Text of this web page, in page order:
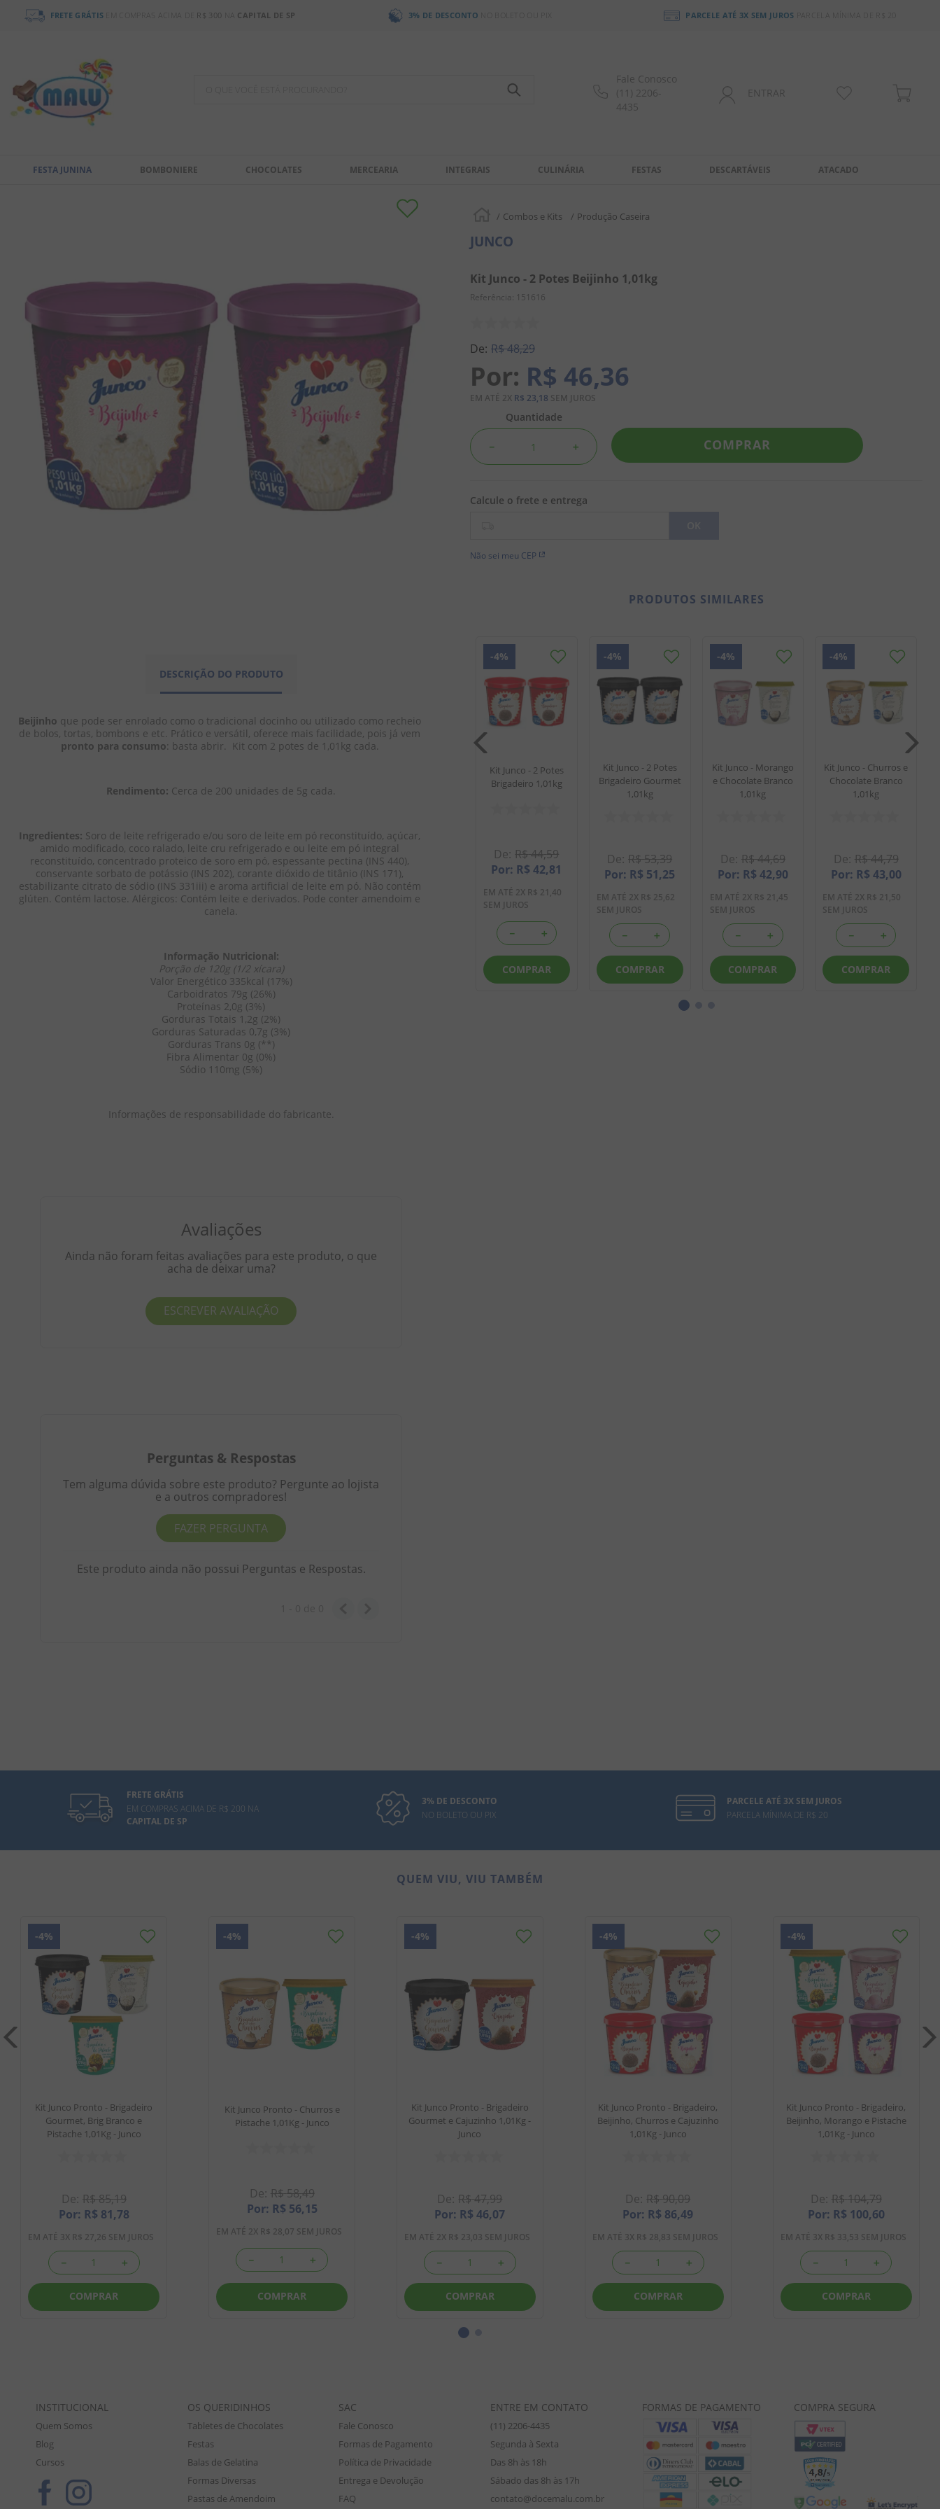
FRETE GRÁTIS EM COMPRAS ACIMA DE R$ 300 CAPITAL DE SP 3% DE DESCONTO PARCELE ATÉ 3X SEM JUROS PARCELA MÍNIMA DE R$ 20
Fale Conosco
(11) 2206-
4435
ENTRAR
FESTA JUNINA BOMBONIERE CHOCOLATES MERCEARIA INTEGRAIS CULINÁRIA FESTAS DESCARTÁVEIS ATACADO
DESCRIÇÃO DO PRODUTO
Beijinho que pode ser enrolado como o tradicional docinho ou utilizado como recheio
de bolos, tortas, bombons e etc. Prático e versátil, oferece mais facilidade, pois já vem
pronto para consumo: basta abrir.  Kit com 2 potes de 1,01kg cada.
Rendimento: Cerca de 200 unidades de 5g cada.
Ingredientes: Soro de leite refrigerado e/ou soro de leite em pó reconstituído, açúcar,
amido modificado, coco ralado, leite cru refrigerado e ou leite em pó integral
reconstituído, concentrado proteico de soro em pó, espessante pectina (INS 440),
conservante sorbato de potássio (INS 202), corante dióxido de titânio (INS 171),
estabilizante citrato de sódio (INS 331iii) e aroma artificial de leite em pó. Não contém
glúten. Contém lactose. Alérgicos: Contém leite e derivados. Pode conter amendoim e
canela.
Informação Nutricional:
Porção de 120g (1/2 xícara)
Valor Energético 335kcal (17%)
Carboidratos 79g (26%)
Proteínas 2,0g (3%)
Gorduras Totais 1,2g (2%)
Gorduras Saturadas 0,7g (3%)
Gorduras Trans 0g (**)
Fibra Alimentar 0g (0%)
Sódio 110mg (5%)
Informações de responsabilidade do fabricante.
Avaliações
Ainda não foram feitas avaliações para este produto, o que
acha de deixar uma?
ESCREVER AVALIAÇÃO
Perguntas & Respostas
Tem alguma dúvida sobre este produto? Pergunte ao lojista
e a outros compradores!
FAZER PERGUNTA
Este produto ainda não possui Perguntas e Respostas.
Combos e Kits Produção Caseira
JUNCO
Kit Junco - 2 Potes Beijinho 1,01kg
Referência : 151616
R$48,29
R$ 46,36
EM ATÉ 2X R$ 23,18 SEM JUROS
Quantidade
＋
－ COMPRAR
Não sei meu CEP
PRODUTOS SIMILARES
R$66,04
EM ATÉ 3 X R$ 22 01
SEM JUROS
Brigadeiro + Beijinho
R$ 65,94
EM ATÉ 3X R$ 21 98
SEM JUROS
＋
COMPRAR
Kit Junco Pronto -
Brigadeiro Gourmet
+ Morango 1,01kg
R$ 68 ,53
EM ATÉ3XR$22, 84
SEM JUROS
COMPRAR
+ Churros 1,01kg
R$
EM ATÉ3X
SEM JUROS
-4%
Kit Junco - 2 Potes
Brigadeiro 1,01kg
R$ 44,59
R$ 42,81
EM ATÉ 2X R$ 21 ,40
SEM JUROS
＋
－
COMPRAR
-4%
Kit Junco - 2 Potes
Brigadeiro Gourmet
1,01kg
R$53,39
R$ 51,25
EM ATÉ 2X R$ 25,62
SEM JUROS
＋
－
COMPRAR
-4%
Kit Junco - Morango
e Chocolate Branco
1,01kg
R$44,69
R$ 42,90
EM ATÉ 2X R$ 21 ,45
SEM JUROS
＋
－
COMPRAR
-4%
Kit Junco - Churros e
Chocolate Branco
1,01kg
R$ 44,79
R$ 43,00
EM ATÉ 2X R$ 21 ,50
SEM JUROS
＋
－
COMPRAR
FRETE GRÁTIS
EM COMPRAS ACIMA DE R$ 200 NA
CAPITAL DE SP
3% DE DESCONTO
NO BOLETO OU PIX
PARCELE ATÉ 3X SEM JUROS
PARCELA MÍNIMA DE R$ 20
QUEM VIU, VIU TAMBÉM
-4%
Kit Junco Pronto - Brigadeiro
Gourmet, Brig Branco e
Pistache 1,01Kg - Junco
R$85,19
R$ 81,78
EM ATÉ 3X R$ 27,26 SEM JUROS
＋
－
COMPRAR
-4%
Kit Junco Pronto - Churros e
Pistache 1,01Kg - Junco
R$ 58,49
R$ 56,15
EM ATÉ 2X R$ 28,07 SEM JUROS
＋
－
COMPRAR
-4%
Kit Junco Pronto - Brigadeiro
Gourmet e Cajuzinho 1,01Kg -
Junco
R$ 47,99
R$ 46,07
EM ATÉ 2X R$ 23,03 SEM JUROS
＋
－
COMPRAR
-4%
Kit Junco Pronto - Brigadeiro,
Beijinho, Churros e Cajuzinho
1,01Kg - Junco
R$ 90,09
R$ 86,49
EM ATÉ 3X R$ 28,83 SEM JUROS
＋
－
COMPRAR
-4%
Kit Junco Pronto - Brigadeiro,
Beijinho, Morango e Pistache
1,01Kg - Junco
R$ 104,79
R$ 100,60
EM ATÉ 3X R$ 33,53 SEM JUROS
＋
－
COMPRAR
INSTITUCIONAL
Quem Somos
Blog
Cursos
OS QUERIDINHOS
Tabletes de Chocolates
Festas
Balas de Gelatina
Formas Diversas
Pastas de Amendoim
SAC
Fale Conosco
Formas de Pagamento
Política de Privacidade
Entrega e Devolução
FAQ
ENTRE EM CONTATO
(11) 2206-4435
Segunda à Sexta
Das 8h às 18h
Sábado das 8h às 17h
contato@docemalu.com.br
FORMAS DE PAGAMENTO COMPRA SEGURA
TERMOS MAIS BUSCADOS
2º
chiclete
10 º pipoca